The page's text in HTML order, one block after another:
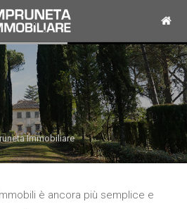
Immobiliare
è ancora più semplice e